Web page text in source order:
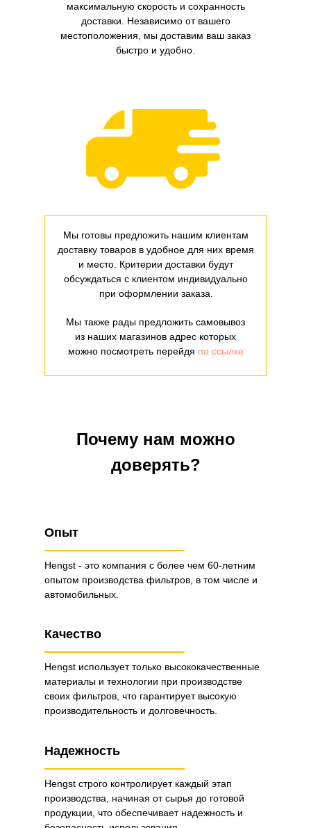
Мы готовы предложить нашим клиентам
доставку товаров в удобное для них время
и место. Критерии доставки будут
обсуждаться с клиентом индивидуально
при оформлении заказа.
Мы также рады предложить самовывоз
из наших магазинов адрес которых
можно посмотреть перейдя по ссылке
максимальную скорость и сохранность
доставки. Независимо от вашего
местоположения, мы доставим ваш заказ
быстро и удобно.
Почему нам можно
доверять?
Опыт
Hengst - это компания с более чем 60-летним
опытом производства фильтров, в том числе и
автомобильных.
Качество
Надежность
Hengst использует только высококачественные
материалы и технологии при производстве
своих фильтров, что гарантирует высокую
производительность и долговечность.
Hengst строго контролирует каждый этап
производства, начиная от сырья до готовой
продукции, что обеспечивает надежность и